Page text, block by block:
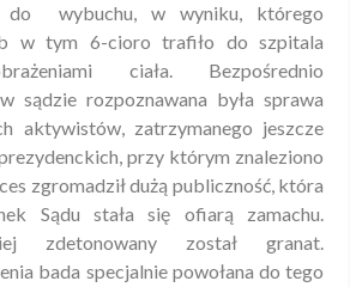
do wybuchu, w wyniku, którego
w tym 6-cioro trafiło do szpitala
ciała. Bezpośrednio
sądzie rozpoznawana była sprawa
aktywistów, zatrzymanego jeszcze
przy którym znaleziono
zgromadził dużą publiczność, która
Sądu stała się ofiarą zamachu.
zdetonowany został granat.
bada specjalnie powołana do tego